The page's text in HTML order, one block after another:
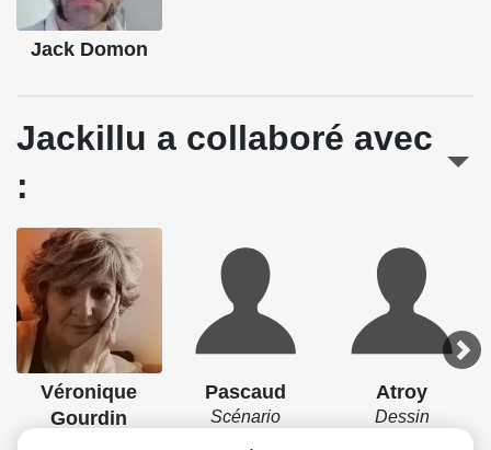
Jack Domon
Jackillu a collaboré avec
:
Véronique
Gourdin
Pascaud
Scénario
Atroy
Dessin